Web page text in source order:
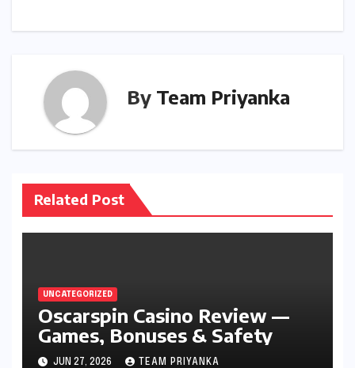
By Team Priyanka
Related Post
UNCATEGORIZED
Oscarspin Casino Review —
Games, Bonuses & Safety
JUN 27, 2026 TEAM PRIYANKA